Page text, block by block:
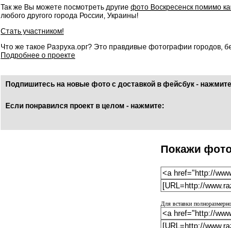
Так же Вы можете посмотреть другие фото Воскресенск помимо
любого другого города России, Украины!
Стать участником!
Что же такое Разруха.орг? Это правдивые фотографии городов,
Подробнее о проекте
Подпишитесь на новые фото с доставкой в фейсбук -
Если понравился проект в целом - нажмите:
Покажи
Для вставки